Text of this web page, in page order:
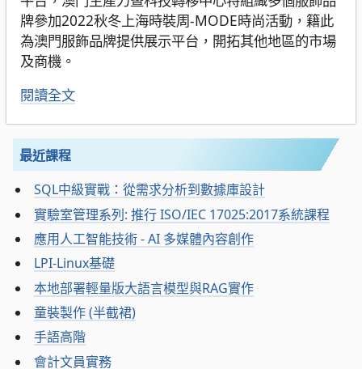
牌參加2022秋冬上海時裝周-MODE時尚活動，籍此
為澳門服飾品牌提供展示平台，開拓其他地區的市場
及商機。
閱讀全文
最近課程
SQL中級實戰：從需求分析到數據庫設計
實驗室管理系列: 推行 ISO/IEC 17025:2017系統課程
應用人工智能技術 - AI 多媒體內容創作
LPI-Linux基礎
本地部署輕量版大語言模型與RAG實作
童裝製作 (半截裙)
手語高階
會計文員實務